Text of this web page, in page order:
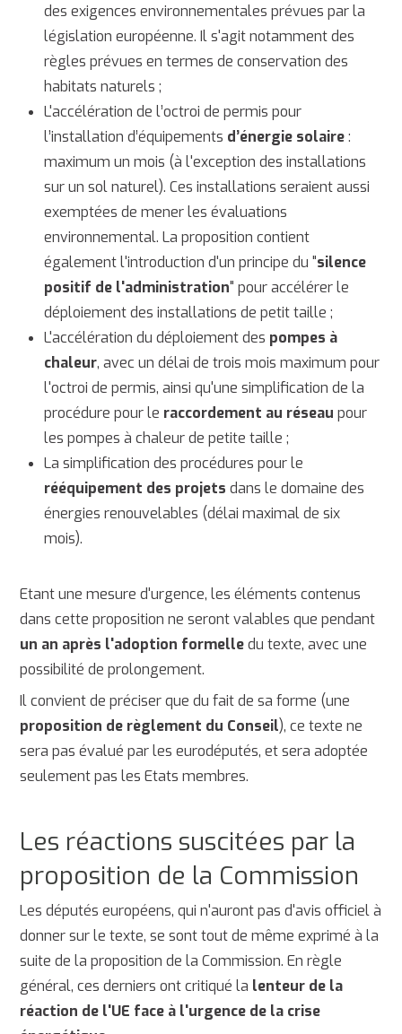
des exigences environnementales prévues par la
législation européenne. Il s'agit notamment des
règles prévues en termes de conservation des
habitats naturels ;
L'accélération de l’octroi de permis pour
l’installation d’équipements d’énergie solaire:
maximum un mois (à l'exception des installations
sur un sol naturel). Ces installations seraient aussi
exemptées de mener les évaluations
environnemental. La proposition contient
également l'introduction d'un principe du "silence
positif de l'administration" pour accélérer le
déploiement des installations de petit taille ;
L'accélération du déploiement des pompes à
chaleur, avec un délai de trois mois maximum pour
l'octroi de permis, ainsi qu'une simplification de la
procédure pour le raccordement au réseau pour
les pompes à chaleur de petite taille ;
La simplification des procédures pour le
rééquipement des projets dans le domaine des
énergies renouvelables (délai maximal de six
mois).
Etant une mesure d'urgence, les éléments contenus
dans cette proposition ne seront valables que pendant
un an après l'adoption formelledu texte, avec une
possibilité de prolongement.
Il convient de préciser que du fait de sa forme (une
proposition de règlement du Conseil), ce texte ne
sera pas évalué par les eurodéputés, et sera adoptée
seulement pas les Etats membres.
Les réactions suscitées par la
proposition de la Commission
Les députés européens, qui n'auront pas d'avis officiel à
donner sur le texte, se sont tout de même exprimé à la
suite de la proposition de la Commission. En règle
général, ces derniers ont critiqué la lenteur de la
réaction de l'UE face à l'urgence de la crise